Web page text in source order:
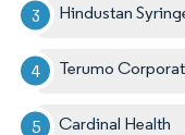
Hindustan
Terumo
Cardinal Health